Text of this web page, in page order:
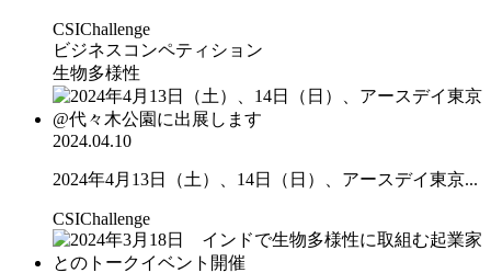
CSIChallenge
ビジネスコンペティション
生物多様性
2024.04.10
2024年4月13日（土）、14日（日）、アースデイ東京...
CSIChallenge